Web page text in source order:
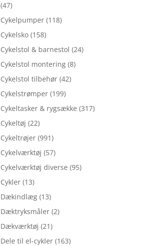
(47)
Cykelpumper (118)
Cykelsko (158)
Cykelstol & barnestol (24)
Cykelstol montering (8)
Cykelstol tilbehør (42)
Cykelstrømper (199)
Cykeltasker & rygsække (317)
Cykeltøj (22)
Cykeltrøjer (991)
Cykelværktøj (57)
Cykelværktøj diverse (95)
Cykler (13)
Dækindlæg (13)
Dæktryksmåler (2)
Dækværktøj (21)
Dele til el-cykler (163)